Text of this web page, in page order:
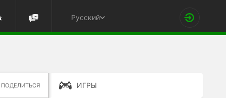
Русский
ПОДЕЛИТЬСЯ ИГРЫ